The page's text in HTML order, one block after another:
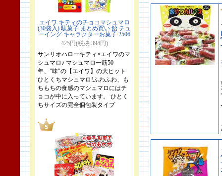
エイワ キティのチョコマシュマロ
(30袋入) 駄菓子 まとめ買い 飴 チュ
ーイング キャラクターお菓子 2506
425円(税抜 394円)
サンリオハローキティ×エイワのマ
シュマロ♪ マシュマロ一筋50
年、"味"の【エイワ】の大ヒット
ひとくちマシュマロ!ふわふわ、も
ちもちの食感のマシュマロにはチ
ョコが中に入っています。 ひとく
ちサイズの完全個包装タイプ